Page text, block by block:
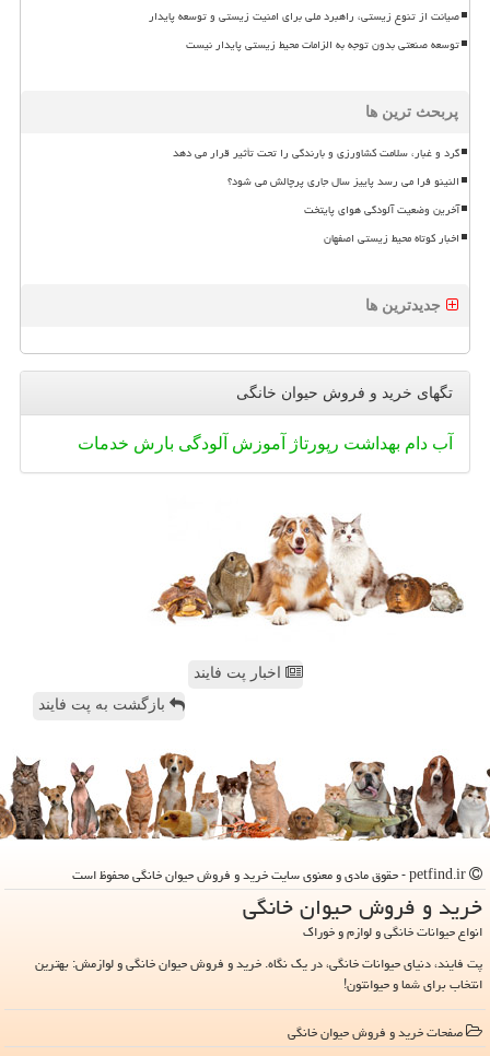
صیانت از تنوع زیستی، راهبرد ملی برای امنیت زیستی و توسعه پایدار
توسعه صنعتی بدون توجه به الزامات محیط زیستی پایدار نیست
پربحث ترین ها
گرد و غبار، سلامت کشاورزی و بارندگی را تحت تأثیر قرار می دهد
النینو فرا می رسد پاییز سال جاری پرچالش می شود؟
آخرین وضعیت آلودگی هوای پایتخت
اخبار کوتاه محیط زیستی اصفهان
جدیدترین ها
تگهای خرید و فروش حیوان خانگی
آب دام بهداشت رپورتاژ آموزش آلودگی بارش خدمات
اخبار پت فایند
بازگشت به پت فایند
خرید و فروش حیوان خانگی
انواع حیوانات خانگی و لوازم و خوراک
پت فایند، دنیای حیوانات خانگی، در یک نگاه. خرید و فروش حیوان خانگی و لوازمش: بهترین
انتخاب برای شما و حیوانتون!
صفحات خرید و فروش حیوان خانگی